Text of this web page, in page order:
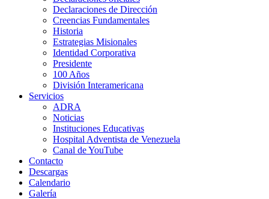
Declaraciones de Dirección
Creencias Fundamentales
Historia
Estrategias Misionales
Identidad Corporativa
Presidente
100 Años
División Interamericana
Servicios
ADRA
Noticias
Instituciones Educativas
Hospital Adventista de Venezuela
Canal de YouTube
Contacto
Descargas
Calendario
Galería